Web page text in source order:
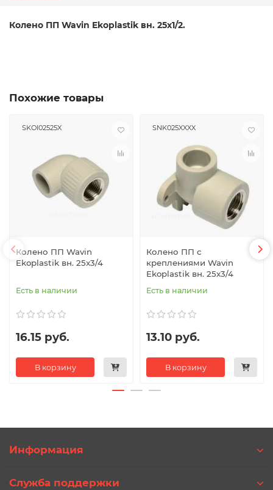
Колено ПП Wavin Ekoplastik вн. 25x1/2.
Похожие товары
SKOI02525X
Колено ПП Wavin
Ekoplastik вн. 25x3/4
Есть в наличии
16.15 руб.
В корзину
SNK025XXXX
Колено ПП с
креплениями Wavin
Ekoplastik вн. 25x3/4
Есть в наличии
13.10 руб.
В корзину
Информация
Служба поддержки